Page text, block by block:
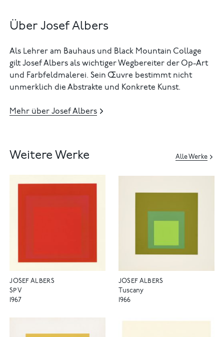
Über Josef Albers
Als Lehrer am Bauhaus und Black Mountain Collage
gilt Josef Albers als wichtiger Wegbereiter der Op-Art
und Farbfeldmalerei. Sein Œuvre bestimmt nicht
unmerklich die Abstrakte und Konkrete Kunst.
Mehr über Josef Albers
Weitere Werke Alle Werke
JOSEF ALBERS
SP V
1967
JOSEF ALBERS
Tuscany
1966